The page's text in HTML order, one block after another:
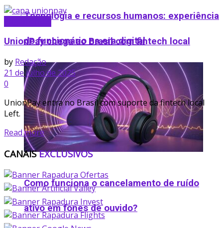
Tecnologia e recursos humanos: experiência
do funcionário na era digital
Como funciona o cancelamento de ruído
ativo em fones de ouvido​?
UnionPay chega ao Brasil com fintech local
by Redação
21 de julho de 2025
0
UnionPay entra no Brasil com suporte da fintech local
Left.
Read more
CANAISEXCLUSIVOS